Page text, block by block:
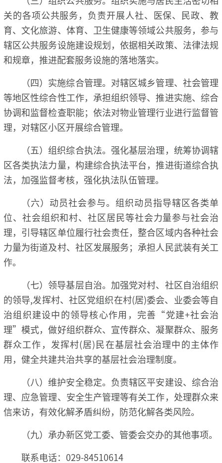
关的各项公共服务，负责开展人社、医保、民政、教
育、文化旅游、体育、卫生健康等领域公共服务，参与
辖区公共服务设施建设规划，依据相关政策、法律法规
和规章，推进配套服务设施的落地落实。
（四）实施综合管理。对辖区城乡管理、社会管理
等地区性综合性工作，承担组织领导、推进实施、综合
协调和监督检查职能；依法对物业管理行业进行监督管
理，对辖区小区开展综合管理。
（五）组织综合执法。强化基层治理，统筹协调辖
区各类执法力量，构建综合执法平台，推进街道综合执
法，加强监督考核，强化执法队伍管理。
（六）动员社会参与。组织动员指导辖区各类单
位、社会组织和村、社区居民等社会力量参与社会治
理，引导辖区单位履行社会责任，整合区域内各种社会
力量为街道及村、社区发展服务；承担人民武装有关工
作。
（七）领导基层自治。加强党对村、社区自治组织
的领导,发挥村、社区党组织在村(居)委会、业委会等自
治组织建设中的领导核心作用，完善“党建+社会治
理”模式，做好组织群众、宣传群众、凝聚群众、服务
群众工作，发挥村(居)民在基层社会治理中的主体作
用，健全共建共治共享的基层社会治理制度。
（八）维护安全稳定。负责辖区平安建设、综合治
理、应急管理、安全生产管理等有关工作，处理群众来
信来访，有效化解矛盾纠纷，防范化解各类风险。
（九）承办新区党工委、管委会交办的其他事项。
联系电话：029-84510614